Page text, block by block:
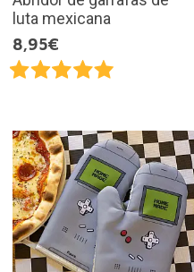
luta mexicana
8,95€